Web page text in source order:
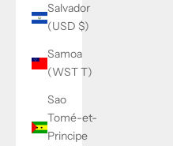
Salvador
(USD $)
Samoa
(WST T)
Sao
Tomé-et-
Principe